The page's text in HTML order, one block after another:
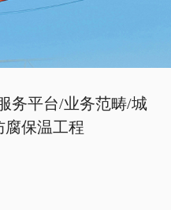
务平台/业务范畴/城
腐保温工程